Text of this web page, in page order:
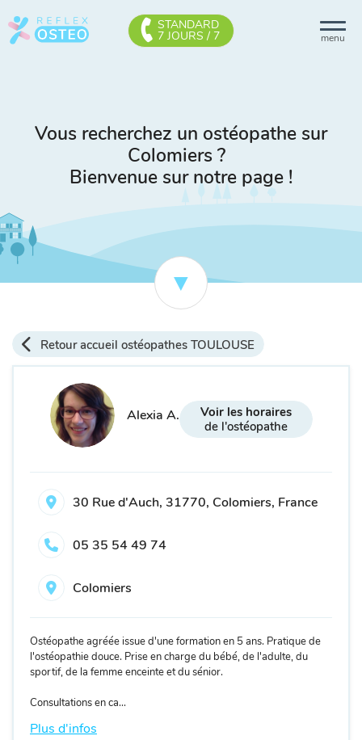
menu
STANDARD
7 JOURS / 7
Vous recherchez un ostéopathe sur
Colomiers ?
Bienvenue sur notre page !
Retour accueil ostéopathes TOULOUSE
Alexia A.
Voir les horaires
de l'ostéopathe
30 Rue d'Auch, 31770, Colomiers, France
05 35 54 49 74
Colomiers
Ostéopathe agréée issue d'une formation en 5 ans. Pratique de
l'ostéopathie douce. Prise en charge du bébé, de l'adulte, du
sportif, de la femme enceinte et du sénior.
Consultations en ca...
Plus d'infos